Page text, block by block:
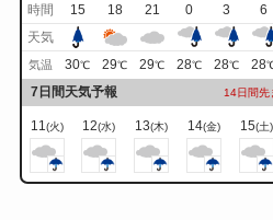
時間
15 18 21 0 3 6
天気
気温 30℃ 29℃ 29℃ 28℃ 28℃ 28
7日間天気予報 14日間先
11(火) 12(水) 13(木) 14(金) 15(土)